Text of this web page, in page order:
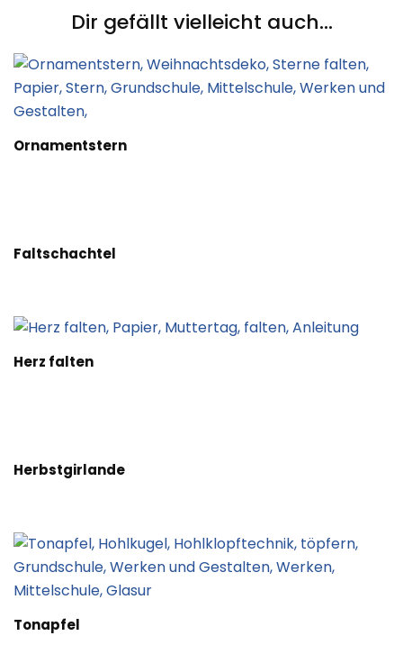
Dir gefällt vielleicht auch...
Ornamentstern
Faltschachtel
Herz falten
Herbstgirlande
Tonapfel